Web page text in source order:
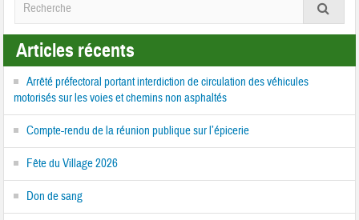
Articles récents
Arrêté préfectoral portant interdiction de circulation des véhicules
motorisés sur les voies et chemins non asphaltés
Compte-rendu de la réunion publique sur l’épicerie
Fête du Village 2026
Don de sang